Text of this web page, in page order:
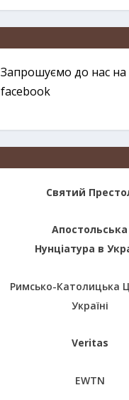
Запрошуємо до нас на
facebook
Святий
Апостольська
Нунціатура в
Римсько-Католицька
Україні
Veritas
EWTN